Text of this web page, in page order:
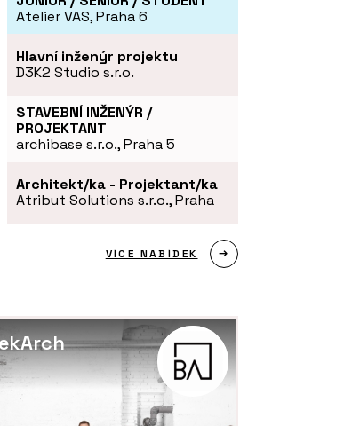
ke
PRODUKTY
Židle nooi - Wiesner-Hager
Atelier VAS, Praha 6
Hlavní inženýr projektu
D3K2 Studio s.r.o.
STAVEBNÍ INŽENÝR /
PROJEKTANT
archibase s.r.o., Praha 5
Architekt/ka - Projektant/ka
Atribut Solutions s.r.o., Praha
VÍCE NABÍDEK